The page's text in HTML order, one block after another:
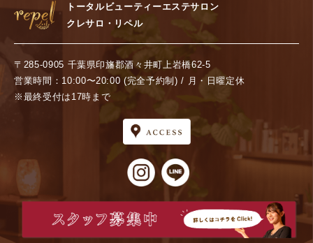
トータルビューティーエステサロン
クレサロ・リペル
〒285-0905 千葉県印旛郡酒々井町上岩橋62-5
営業時間：10:00〜20:00 (完全予約制) / 月・日曜定休
※最終受付は17時まで